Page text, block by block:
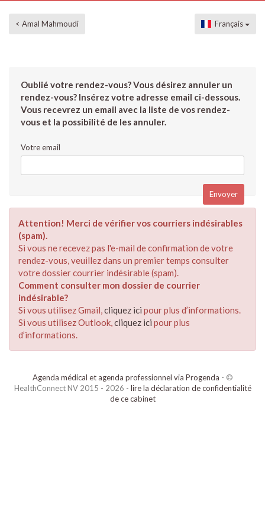
< Amal Mahmoudi Français
Oublié votre rendez-vous? Vous désirez annuler un
rendez-vous? Insérez votre adresse email ci-dessous.
Vous recevrez un email avec la liste de vos rendez-
vous et la possibilité de les annuler.
Votre email
Attention! Merci de vérifier vos courriers indésirables
(spam).
Si vous ne recevez pas l'e-mail de confirmation de votre
rendez-vous, veuillez dans un premier temps consulter
votre dossier courrier indésirable (spam).
Comment consulter mon dossier de courrier
indésirable?
Si vous utilisez Gmail,cliquez ici pour plus d’informations.
Si vous utilisez Outlook,cliquez ici pour plus
d’informations.
Agenda médical et agenda professionnel via Progenda - ©
HealthConnect NV 2015 - 2026 - lire la déclaration de confidentialité
de ce cabinet